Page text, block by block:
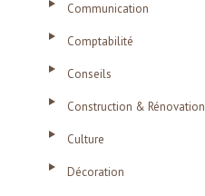
Communication
Comptabilité
Conseils
Construction & Rénovation
Culture
Décoration